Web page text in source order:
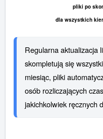
pliki po
dla wszystkich
Regularna aktualizacja
skompletują się
miesiąc, pliki
osób rozliczających
jakichkolwiek ręcznych